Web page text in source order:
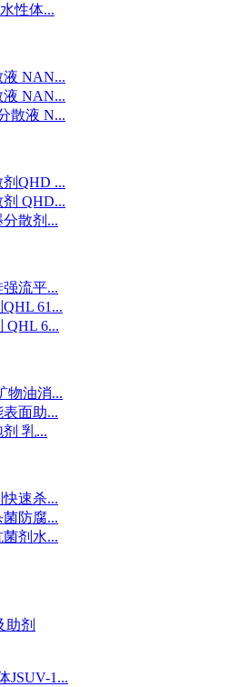
性体...
NAN...
NAN...
散液 N...
QHD ...
QHD...
散剂...
流平...
61...
QHL 6...
物油消...
面助...
乳...
速杀...
防腐...
剂水...
助剂
JSUV-1...